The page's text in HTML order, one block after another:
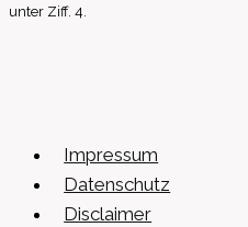
unter Ziff. 4.
Impressum
Datenschutz
Disclaimer